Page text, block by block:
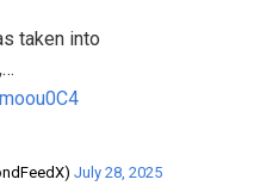
taken into
July 28, 2025